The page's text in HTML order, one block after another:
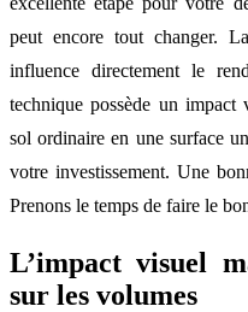
peut encore tout changer.
influence directement le
technique possède un
sol ordinaire en une surface
votre investissement. Une
Prenons le temps de faire le
L’impact visuel
sur les volumes